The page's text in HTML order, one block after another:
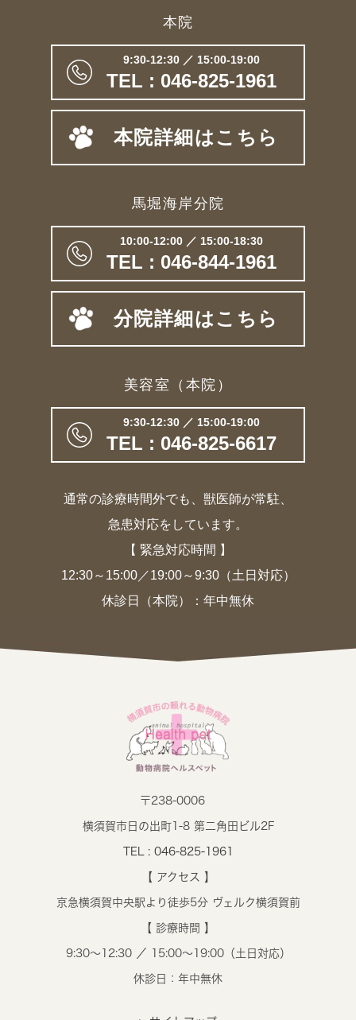
本院
9:30-12:30 ／ 15:00-19:00
TEL : 046-825-1961
本院詳細はこちら
馬堀海岸分院
10:00-12:00 ／ 15:00-18:30
TEL : 046-844-1961
分院詳細はこちら
美容室（本院）
9:30-12:30 ／ 15:00-19:00
TEL : 046-825-6617
通常の診療時間外でも、獣医師が常駐、
急患対応をしています。
【 緊急対応時間 】
12:30～15:00／19:00～9:30（土日対応）
休診日（本院）：年中無休
〒238-0006
横須賀市日の出町1-8 第二角田ビル2F
TEL : 046-825-1961
【 アクセス 】
京急横須賀中央駅より徒歩5分 ヴェルク横須賀前
【 診療時間 】
9:30～12:30 ／ 15:00～19:00（土日対応）
休診日：年中無休